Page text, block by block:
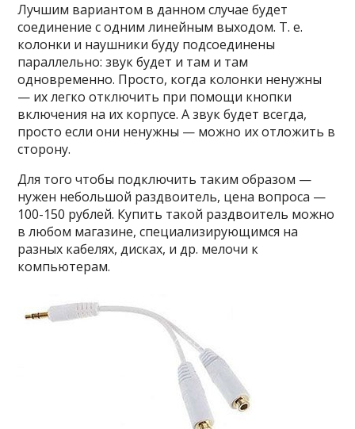
Лучшим вариантом в данном случае будет
соединение с одним линейным выходом. Т. е.
колонки и наушники буду подсоединены
параллельно: звук будет и там и там
одновременно. Просто, когда колонки ненужны
— их легко отключить при помощи кнопки
включения на их корпусе. А звук будет всегда,
просто если они ненужны — можно их отложить в
сторону.
Для того чтобы подключить таким образом —
нужен небольшой раздвоитель, цена вопроса —
100-150 рублей. Купить такой раздвоитель можно
в любом магазине, специализирующимся на
разных кабелях, дисках, и др. мелочи к
компьютерам.